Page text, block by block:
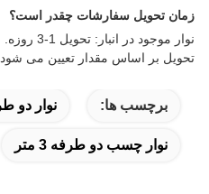
زمان تحویل سفارشات چقدر است؟
نوار
تحویل بر اساس مقدار تعیین می
برچسب ها: نوار دو
نوار چسب دو طرفه 3 متر